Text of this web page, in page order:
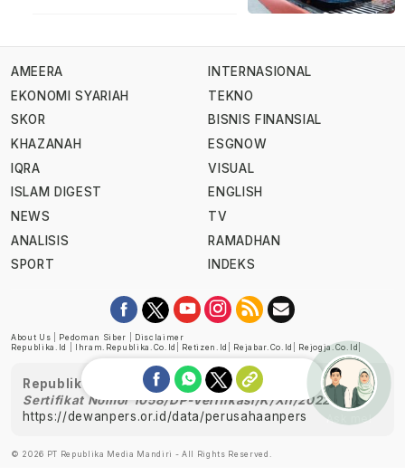
AMEERA
EKONOMI SYARIAH
SKOR
KHAZANAH
IQRA
ISLAM DIGEST
NEWS
ANALISIS
SPORT
INTERNASIONAL
TEKNO
BISNIS FINANSIAL
ESGNOW
VISUAL
ENGLISH
TV
RAMADHAN
INDEKS
About Us Pedoman Siber
Disclaimer
Republika.id
Ihram.republika.co.id Retizen.id Rejabar.co.id Rejogja.co.id
Republika telah diverifikasi oleh Dewan Pers
Sertifikat Nomor 1058/DP-Verifikasi/K/XII/2022
https://dewanpers.or.id/data/perusahaanpers
© 2026 PT Republika Media Mandiri - All Rights Reserved.
Ask me!